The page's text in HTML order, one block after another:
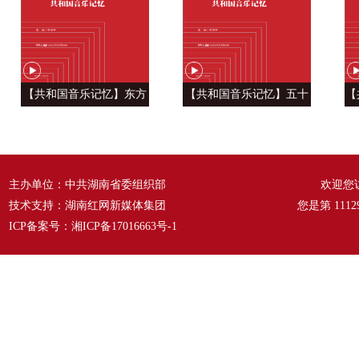
【共和国音乐记忆】东方
【共和国音乐记忆】五十
主办单位：中共湖南省委组织部
技术支持：湖南红网新媒体集团
ICP备案号： 湘ICP备17016663号-1
欢迎您
您是第